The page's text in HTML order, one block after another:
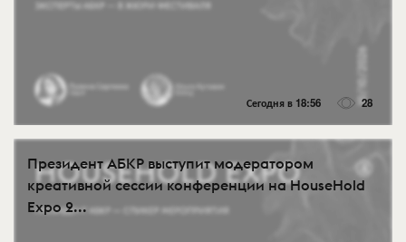
Сегодня в 18:56 28
Президент АБКР выступит модератором
креативной сессии конференции на HouseHold
Expo 2...